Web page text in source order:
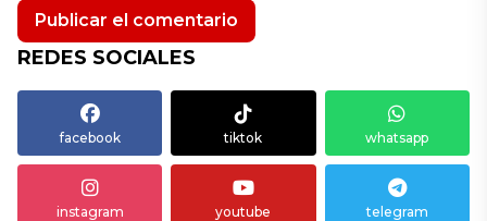
REDES SOCIALES
facebook tiktok whatsapp
instagram youtube telegram